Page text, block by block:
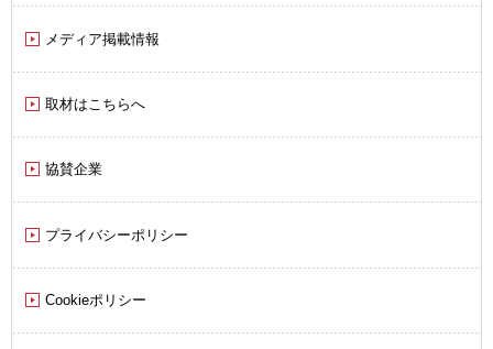
メディア掲載情報
取材はこちらへ
協賛企業
プライバシーポリシー
Cookieポリシー